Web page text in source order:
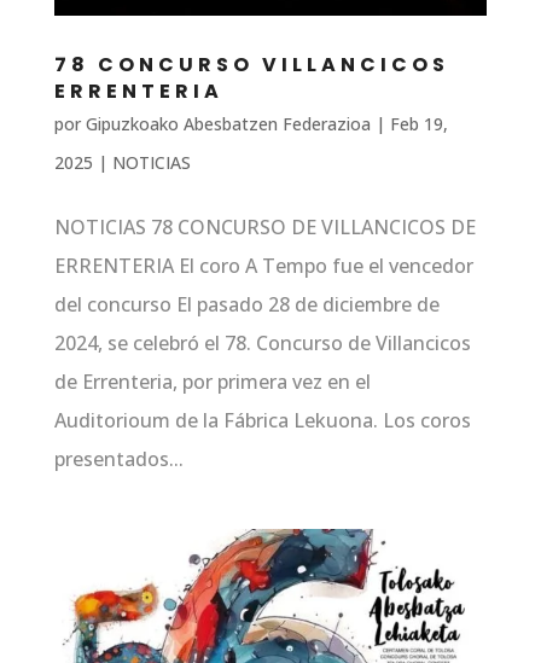
78 CONCURSO VILLANCICOS
ERRENTERIA
por Gipuzkoako Abesbatzen Federazioa | Feb 19,
2025 | NOTICIAS
NOTICIAS 78 CONCURSO DE VILLANCICOS DE
ERRENTERIA El coro A Tempo fue el vencedor
del concurso El pasado 28 de diciembre de
2024, se celebró el 78. Concurso de Villancicos
de Errenteria, por primera vez en el
Auditorioum de la Fábrica Lekuona. Los coros
presentados...